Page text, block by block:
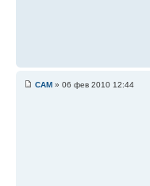
САМ » 06 фев 2010 12:44